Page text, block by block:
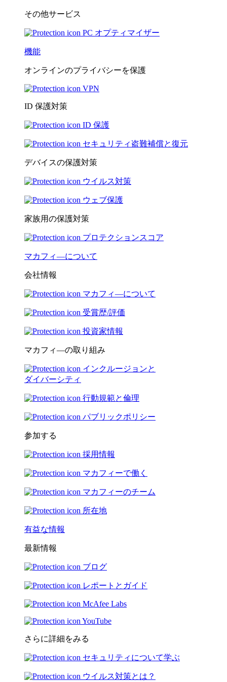
その他サービス
PC オプティマイザー
機能
オンラインのプライバシーを保護
VPN
ID 保護対策
ID 保護
セキュリティ盗難補償と復元
デバイスの保護対策
ウイルス対策
ウェブ保護
家族用の保護対策
プロテクションスコア
マカフィ―について
会社情報
マカフィ―について
受賞歴/評価
投資家情報
マカフィ―の取り組み
インクルージョンと
ダイバーシティ
行動規範と倫理
パブリックポリシー
参加する
採用情報
マカフィーで働く
マカフィーのチーム
所在地
有益な情報
最新情報
ブログ
レポートとガイド
McAfee Labs
YouTube
さらに詳細をみる
セキュリティについて学ぶ
ウイルス対策とは？